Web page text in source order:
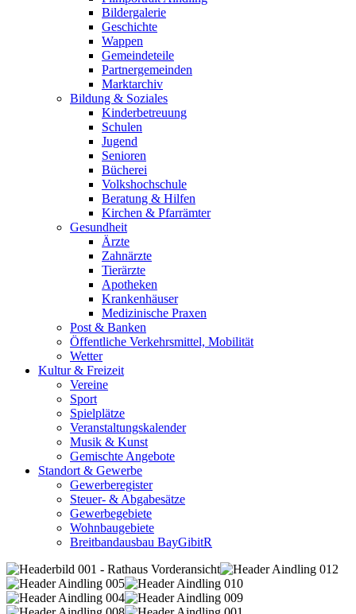
Bildergalerie
Geschichte
Wappen
Gemeindeteile
Partnergemeinden
Marktarchiv
Bildung & Soziales
Kinderbetreuung
Schulen
Jugend
Senioren
Bücherei
Volkshochschule
Beratung & Hilfen
Kirchen & Pfarrämter
Gesundheit
Ärzte
Zahnärzte
Tierärzte
Apotheken
Krankenhäuser
Medizinische Praxen
Post & Banken
Öffentliche Verkehrsmittel, Mobilität
Wetter
Kultur & Freizeit
Vereine
Sport
Spielplätze
Veranstaltungskalender
Musik & Kunst
Gemischte Angebote
Standort & Gewerbe
Gewerberegister
Steuer- & Abgabesätze
Gewerbegebiete
Wohnbaugebiete
Breitbandausbau BayGibitR